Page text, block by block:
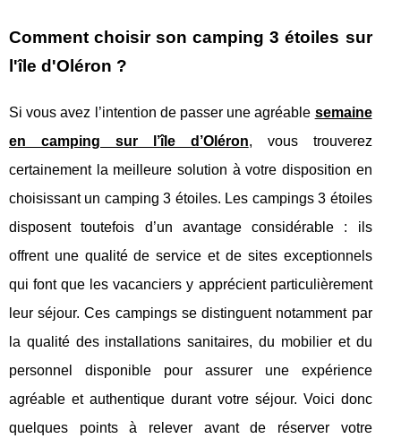
Comment choisir son camping 3 étoiles sur
l'île d'Oléron ?
Si vous avez l’intention de passer une agréable semaine
en camping sur l’île d’Oléron, vous trouverez
certainement la meilleure solution à votre disposition en
choisissant un camping 3 étoiles. Les campings 3 étoiles
disposent toutefois d’un avantage considérable : ils
offrent une qualité de service et de sites exceptionnels
qui font que les vacanciers y apprécient particulièrement
leur séjour. Ces campings se distinguent notamment par
la qualité des installations sanitaires, du mobilier et du
personnel disponible pour assurer une expérience
agréable et authentique durant votre séjour. Voici donc
quelques points à relever avant de réserver votre